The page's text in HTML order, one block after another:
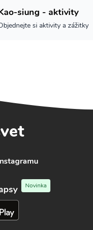
siung - aktivity
si aktivity a zážitky
Novinka